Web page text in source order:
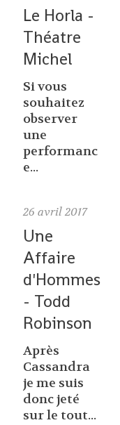
Le Horla -
Théatre
Michel
Si vous
souhaitez
observer
une
performanc
e...
26 avril 2017
Une
Affaire
d'Hommes
- Todd
Robinson
Après
Cassandra
je me suis
donc jeté
sur le tout...